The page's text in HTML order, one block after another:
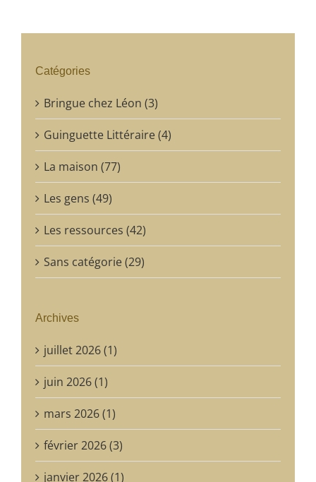
Catégories
Bringue chez Léon (3)
Guinguette Littéraire (4)
La maison (77)
Les gens (49)
Les ressources (42)
Sans catégorie (29)
Archives
juillet 2026 (1)
juin 2026 (1)
mars 2026 (1)
février 2026 (3)
janvier 2026 (1)